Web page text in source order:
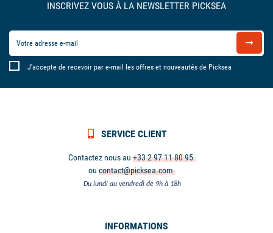
INSCRIVEZ VOUS À LA NEWSLETTER PICKSEA
J'accepte de recevoir par e-mail les offres et nouveautés de Picksea
SERVICE CLIENT
Contactez nous au +33 2 97 11 80 95
ou contact@picksea.com
Du lundi au vendredi de 9h à 18h
INFORMATIONS